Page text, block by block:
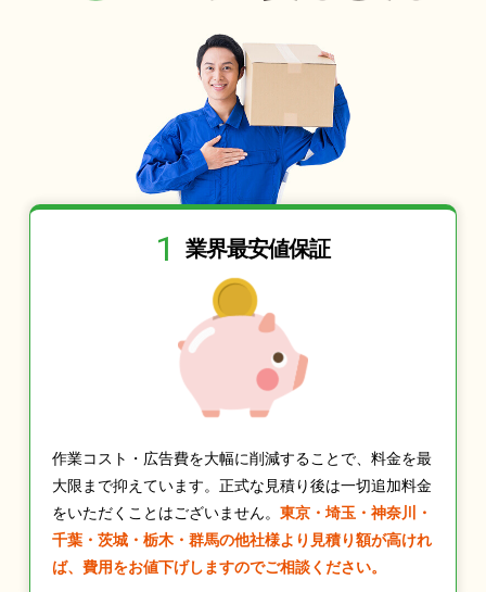
1 業界最安値保証
作業コスト・広告費を大幅に削減することで、料金を最
大限まで抑えています。正式な見積り後は一切追加料金
をいただくことはございません。 東京・埼玉・神奈川・
千葉・茨城・栃木・群馬の他社様より見積り額が高けれ
ば、費用をお値下げしますのでご相談ください。